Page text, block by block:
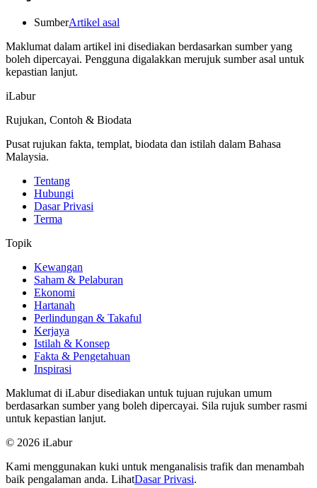
SumberArtikel asal
Maklumat dalam artikel ini disediakan berdasarkan sumber yang
boleh dipercayai. Pengguna digalakkan merujuk sumber asal untuk
kepastian lanjut.
iLabur
Rujukan, Contoh & Biodata
Pusat rujukan fakta, templat, biodata dan istilah dalam Bahasa
Malaysia.
Tentang
Hubungi
Dasar Privasi
Terma
Topik
Kewangan
Saham & Pelaburan
Ekonomi
Hartanah
Perlindungan & Takaful
Kerjaya
Istilah & Konsep
Fakta & Pengetahuan
Inspirasi
Maklumat di iLabur disediakan untuk tujuan rujukan umum
berdasarkan sumber yang boleh dipercayai. Sila rujuk sumber rasmi
untuk kepastian lanjut.
© 2026 iLabur
Kami menggunakan kuki untuk menganalisis trafik dan menambah
baik pengalaman anda. LihatDasar Privasi.